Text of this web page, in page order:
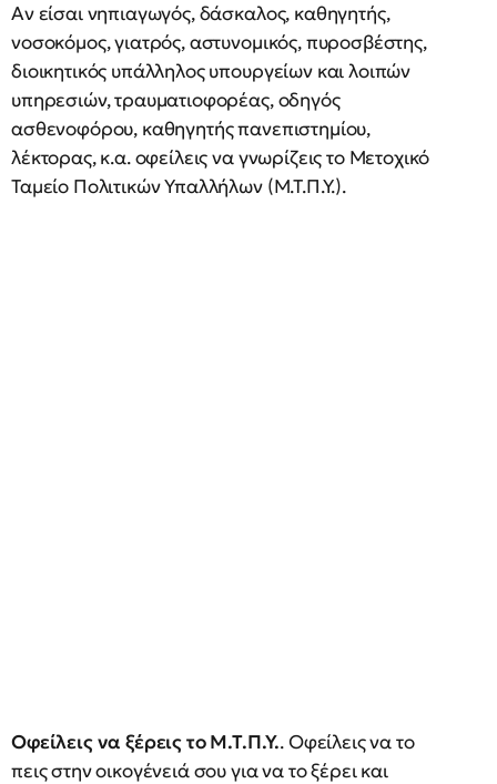
Αν είσαι νηπιαγωγός, δάσκαλος, καθηγητής,
νοσοκόμος, γιατρός, αστυνομικός, πυροσβέστης,
διοικητικός υπάλληλος υπουργείων και λοιπών
υπηρεσιών, τραυματιοφορέας, οδηγός
ασθενοφόρου, καθηγητής πανεπιστημίου,
λέκτορας, κ.α. οφείλεις να γνωρίζεις το Μετοχικό
Ταμείο Πολιτικών Υπαλλήλων (Μ.Τ.Π.Υ.).
Οφείλεις να ξέρεις το Μ.Τ.Π.Υ.. Οφείλεις να το
πεις στην οικογένειά σου για να το ξέρει και